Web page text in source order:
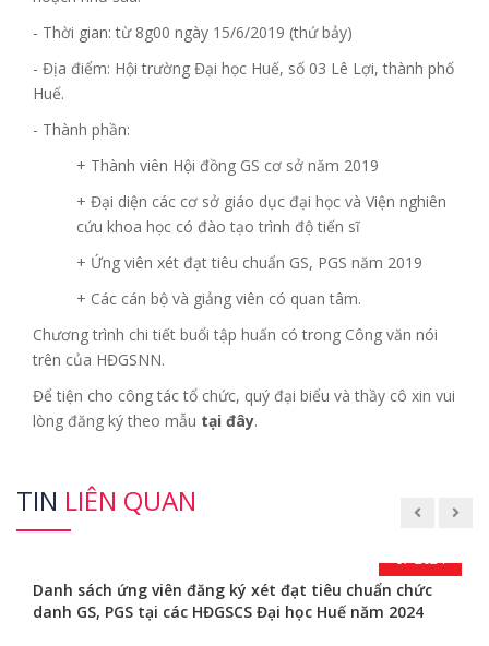
- Thời gian: từ 8g00 ngày 15/6/2019 (thứ bảy)
- Địa điểm: Hội trường Đại học Huế, số 03 Lê Lợi, thành phố
Huế.
- Thành phần:
+ Thành viên Hội đồng GS cơ sở năm 2019
+ Đại diện các cơ sở giáo dục đại học và Viện nghiên
cứu khoa học có đào tạo trình độ tiến sĩ
+ Ứng viên xét đạt tiêu chuẩn GS, PGS năm 2019
+ Các cán bộ và giảng viên có quan tâm.
Chương trình chi tiết buổi tập huấn có trong Công văn nói
trên của HĐGSNN.
Để tiện cho công tác tổ chức, quý đại biểu và thầy cô xin vui
lòng đăng ký theo mẫu tại đây.
TIN LIÊN QUAN
07-2024
Danh sách ứng viên đăng ký xét đạt tiêu chuẩn chức
danh GS, PGS tại các HĐGSCS Đại học Huế năm 2024